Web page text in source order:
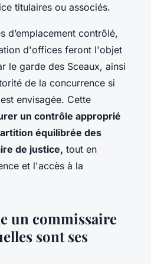
titulaires ou associés.
d’emplacement contrôlé,
d'offices feront l'objet
le garde des Sceaux, ainsi
de la concurrence si
envisagée. Cette
un contrôle approprié
équilibrée des
de justice, tout en
et l'accès à la
un commissaire
sont ses